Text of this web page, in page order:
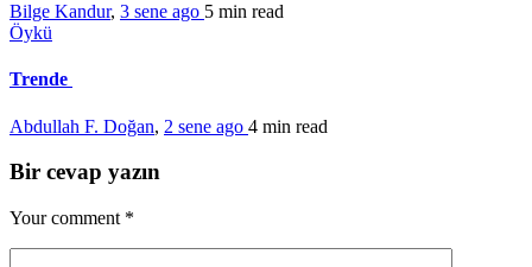
Bilge Kandur, 3 sene ago 5 min read
Öykü
Trende
Abdullah F. Doğan, 2 sene ago 4 min read
Bir cevap yazın
Your comment *